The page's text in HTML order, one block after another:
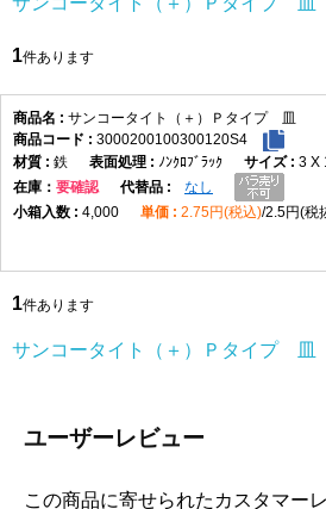
1件あります
サンコータイト（＋）Ｐタイプ 皿
3000200100300120S4
鉄
ﾉﾝｸﾛﾌﾞﾗｯｸ
3 X
在庫
要確認
なし
4,000
2.75円(税込) 2.5円(税
1件あります
サンコータイト（＋）Ｐタイプ 皿
ユーザーレビュー
この商品に寄せられたカスタマー